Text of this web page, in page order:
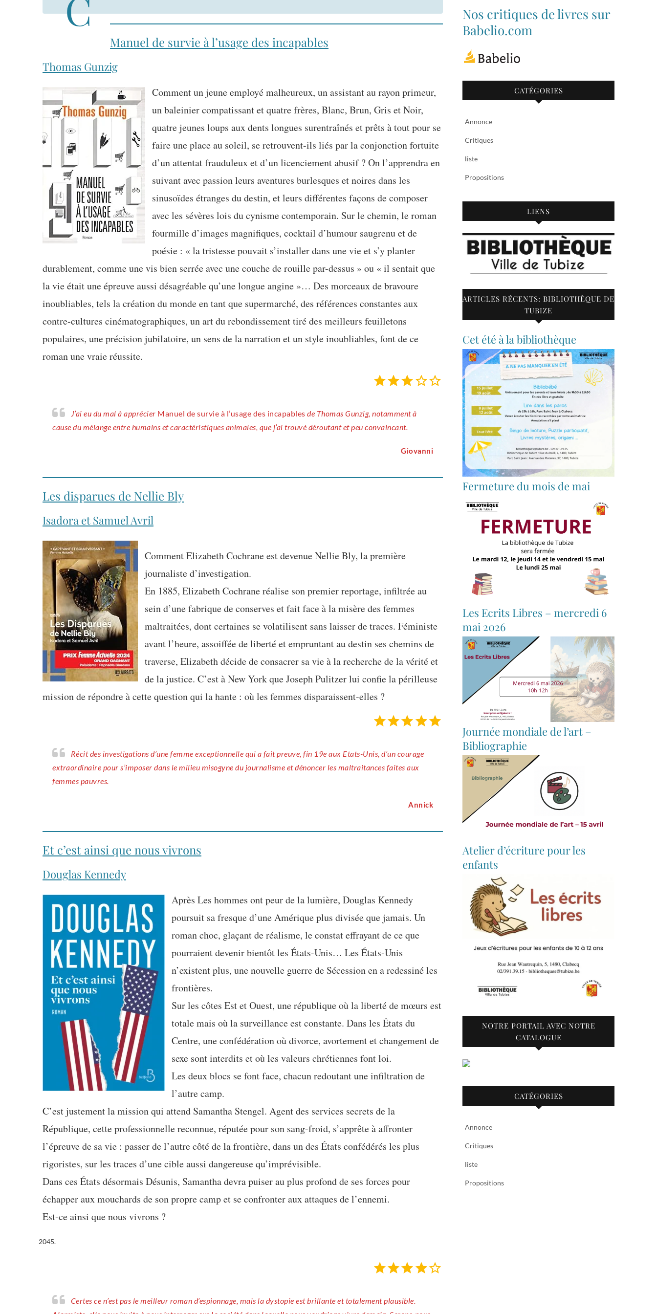
Manuel de survie à l’usage des incapables
Thomas Gunzig
Comment un jeune employé malheureux, un assistant au rayon primeur,
un baleinier compatissant et quatre frères, Blanc, Brun, Gris et Noir,
quatre jeunes loups aux dents longues surentraînés et prêts à tout pour se
faire une place au soleil, se retrouvent-ils liés par la conjonction fortuite
d’un attentat frauduleux et d’un licenciement abusif ? On l’apprendra en
suivant avec passion leurs aventures burlesques et noires dans les
sinusoïdes étranges du destin, et leurs différentes façons de composer
avec les sévères lois du cynisme contemporain. Sur le chemin, le roman
fourmille d’images magnifiques, cocktail d’humour saugrenu et de
poésie : « la tristesse pouvait s’installer dans une vie et s’y planter
durablement, comme une vis bien serrée avec une couche de rouille par-dessus » ou « il sentait que
la vie était une épreuve aussi désagréable qu’une longue angine »… Des morceaux de bravoure
inoubliables, tels la création du monde en tant que supermarché, des références constantes aux
contre-cultures cinématographiques, un art du rebondissement tiré des meilleurs feuilletons
populaires, une précision jubilatoire, un sens de la narration et un style inoubliables, font de ce
roman une vraie réussite.
J’ai eu du mal à apprécier Manuel de survie à l’usage des incapables de Thomas Gunzig, notamment à
cause du mélange entre humains et caractéristiques animales, que j’ai trouvé déroutant et peu convaincant.
Giovanni
Les disparues de Nellie Bly
Isadora et Samuel Avril
Comment Elizabeth Cochrane est devenue Nellie Bly, la première
journaliste d’investigation.
En 1885, Elizabeth Cochrane réalise son premier reportage, infiltrée au
sein d’une fabrique de conserves et fait face à la misère des femmes
maltraitées, dont certaines se volatilisent sans laisser de traces. Féministe
avant l’heure, assoiffée de liberté et empruntant au destin ses chemins de
traverse, Elizabeth décide de consacrer sa vie à la recherche de la vérité et
de la justice. C’est à New York que Joseph Pulitzer lui confie la périlleuse
mission de répondre à cette question qui la hante : où les femmes disparaissent-elles ?
Récit des investigations d’une femme exceptionnelle qui a fait preuve, fin 19e aux Etats-Unis, d’un courage
extraordinaire pour s’imposer dans le milieu misogyne du journalisme et dénoncer les maltraitances faites aux
femmes pauvres.
Annick
Et c’est ainsi que nous vivrons
Douglas Kennedy
Après Les hommes ont peur de la lumière, Douglas Kennedy
poursuit sa fresque d’une Amérique plus divisée que jamais. Un
roman choc, glaçant de réalisme, le constat effrayant de ce que
pourraient devenir bientôt les États-Unis… Les États-Unis
n’existent plus, une nouvelle guerre de Sécession en a redessiné les
frontières.
Sur les côtes Est et Ouest, une république où la liberté de mœurs est
totale mais où la surveillance est constante. Dans les États du
Centre, une confédération où divorce, avortement et changement de
sexe sont interdits et où les valeurs chrétiennes font loi.
Les deux blocs se font face, chacun redoutant une infiltration de
l’autre camp.
C’est justement la mission qui attend Samantha Stengel. Agent des services secrets de la
République, cette professionnelle reconnue, réputée pour son sang-froid, s’apprête à affronter
l’épreuve de sa vie : passer de l’autre côté de la frontière, dans un des États confédérés les plus
rigoristes, sur les traces d’une cible aussi dangereuse qu’imprévisible.
Dans ces États désormais Désunis, Samantha devra puiser au plus profond de ses forces pour
échapper aux mouchards de son propre camp et se confronter aux attaques de l’ennemi.
Est-ce ainsi que nous vivrons ?
Certes ce n’est pas le meilleur roman d’espionnage, mais la dystopie est brillante et totalement plausible.
bibliothequetubize
sur
Facebook
Tuclasakoi
sur
Twitter
Nos critiques de livres sur
Babelio.com
CATÉGORIES
Annonce
Critiques
liste
Propositions
LIENS
ARTICLES RÉCENTS: BIBLIOTHÈQUE DE
TUBIZE
Cet été à la bibliothèque
Fermeture du mois de mai
Les Ecrits Libres – mercredi 6
mai 2026
Journée mondiale de l’art –
Bibliographie
Atelier d’écriture pour les
enfants
NOTRE PORTAIL AVEC NOTRE
CATALOGUE
CATÉGORIES
Annonce
Critiques
liste
Propositions